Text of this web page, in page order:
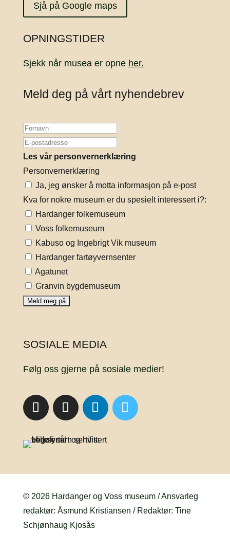
Sjå på Google maps
OPNINGSTIDER
Sjekk når musea er opne her.
Meld deg på vårt nyhendebrev
Les vår personvernerklæring
Personvernerklæring
Ja, jeg ønsker å motta informasjon på e-post
Kva for nokre museum er du spesielt interessert i?:
Hardanger folkemuseum
Voss folkemuseum
Kabuso og Ingebrigt Vik museum
Hardanger fartøyvernsenter
Agatunet
Granvin bygdemuseum
SOSIALE MEDIA
Følg oss gjerne på sosiale medier!
© 2026 Hardanger og Voss museum / Ansvarleg
redaktør: Åsmund Kristiansen / Redaktør: Tine
Schjønhaug Kjosås